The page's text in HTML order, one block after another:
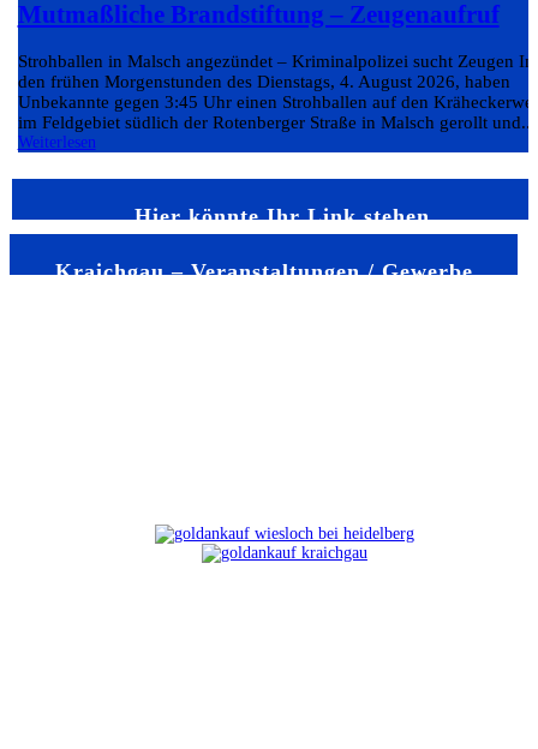
Mutmaßliche Brandstiftung – Zeugenaufruf
Strohballen in Malsch angezündet – Kriminalpolizei sucht Zeugen In
den frühen Morgenstunden des Dienstags, 4. August 2026, haben
Unbekannte gegen 3:45 Uhr einen Strohballen auf den
im Feldgebiet südlich der Rotenberger Straße in Malsch gerollt und...
Weiterlesen
Hier könnte Ihr Link stehen
Kraichgau – Veranstaltungen / Gewerbe